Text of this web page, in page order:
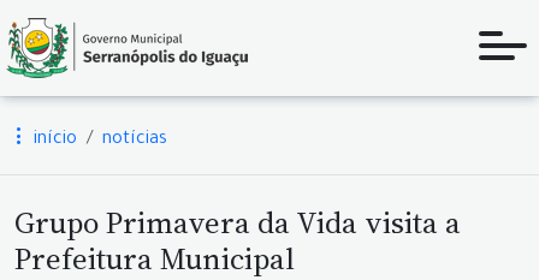
início notícias
Grupo Primavera da Vida visita a
Prefeitura Municipal